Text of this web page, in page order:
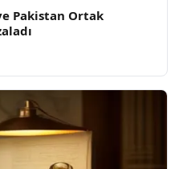
Pakistan Ortak